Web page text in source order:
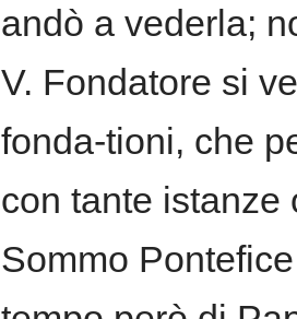
andò a vederla;
V. Fondatore si
fonda-tioni, che
con tante istanze
Sommo